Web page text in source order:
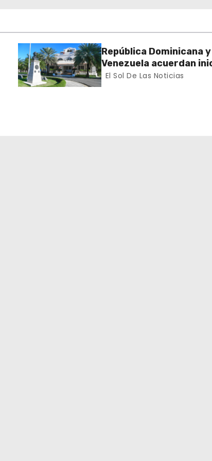
República Dominicana y
Venezuela acuerdan
proceso de
El Sol De Las Noticias